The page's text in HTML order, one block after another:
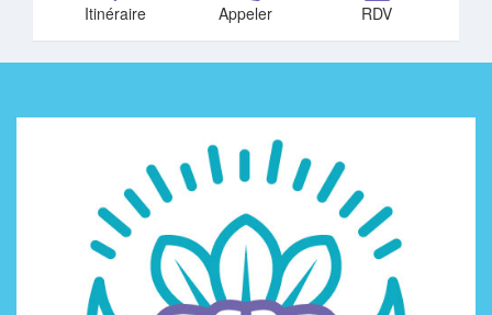
Itinéraire Appeler RDV